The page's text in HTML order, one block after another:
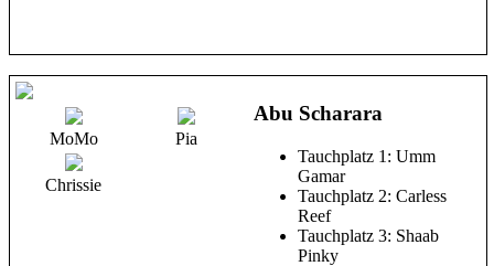
MoMo Pia
Chrissie
Abu Scharara
Tauchplatz 1: Umm
Gamar
Tauchplatz 2: Carless
Reef
Tauchplatz 3: Shaab
Pinky